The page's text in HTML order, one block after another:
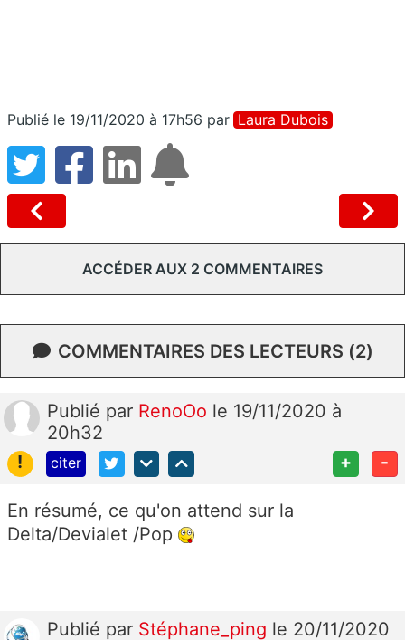
Publié le 19/11/2020 à 17h56 par Laura Dubois
ACCÉDER AUX 2 COMMENTAIRES
COMMENTAIRES DES LECTEURS (2)
Publié par RenoOo le 19/11/2020 à
20h32
!
citer + -
En résumé, ce qu'on attend sur la
Delta/Devialet /Pop
Publié par Stéphane_ping le 20/11/2020